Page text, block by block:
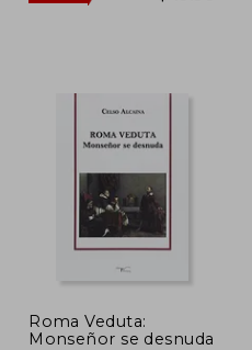
45%
dcto.
Roma Veduta:
Monseñor se desnuda